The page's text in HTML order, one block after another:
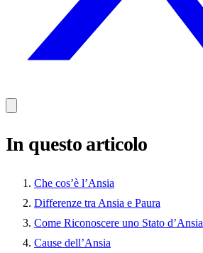
In questo articolo
Che cos’è l’Ansia
Differenze tra Ansia e Paura
Come Riconoscere uno Stato d’Ansia
Cause dell’Ansia